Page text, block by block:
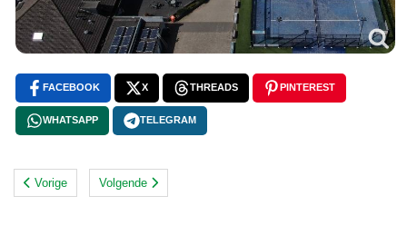
FACEBOOK X THREADS PINTEREST
WHATSAPP TELEGRAM
Vorige Volgende